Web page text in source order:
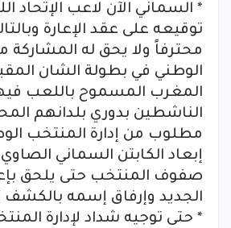
* السماني الآن لاعب الإتحاد
توقيعه على عقد الإعارة
محترفاً ولا يحق له المشاركة
الوطني في بطولة الشان
المغرب المسموح باللعب
الناشطين بدوري بلدانهم
مطلوب من إدارة المنتخب
إبعاد الكابتن السماني
صفوف المنتخب حتى يلحق
الجديد وإرفاق إسمه بالكشف
* حتى توجيه شداد لإدارة